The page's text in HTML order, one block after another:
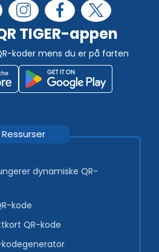
TIGER-appen
koder mens du er på farten
Ressurser
dynamiske QR-
kode
QR-kode
kodegenerator